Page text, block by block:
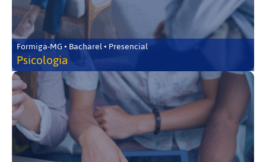
Formiga-MG • Bacharel • Presencial
Psicologia